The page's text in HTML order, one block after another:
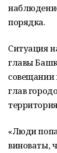
порядка.
Ситуация
главы
совещании
глав
«Люди
виноваты,